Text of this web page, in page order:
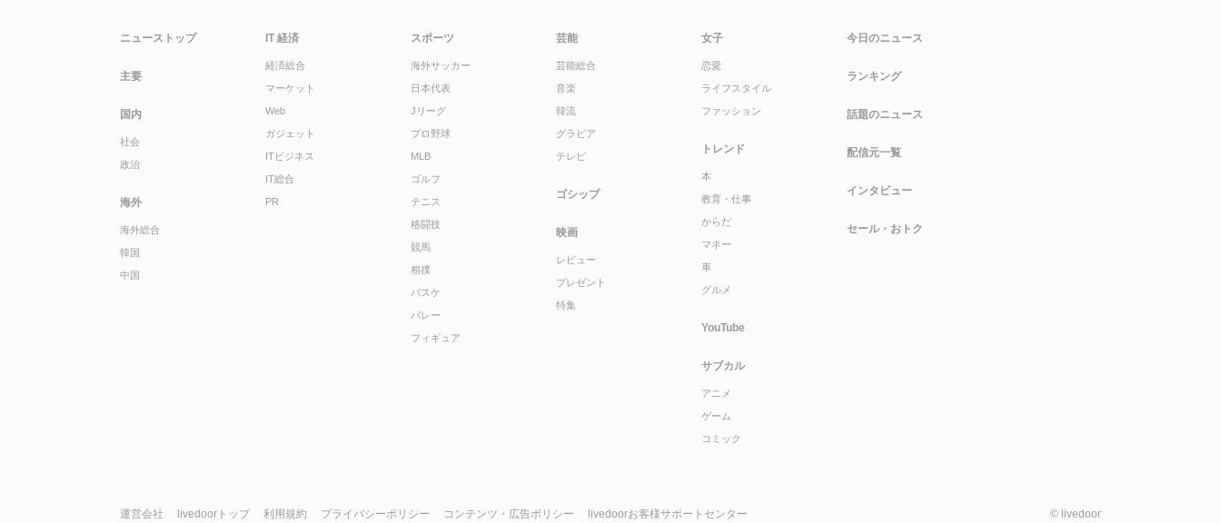
ニューストップ
主要
国内
社会
政治
海外
海外総合
韓国
中国
IT 経済
経済総合
マーケット
Web
ガジェット
ITビジネス
IT総合
PR
スポーツ
海外サッカー
日本代表
Jリーグ
プロ野球
MLB
ゴルフ
テニス
格闘技
競馬
相撲
バスケ
バレー
フィギュア
芸能
芸能総合
音楽
韓流
グラビア
テレビ
ゴシップ
映画
レビュー
プレゼント
特集
女子
恋愛
ライフスタイル
ファッション
トレンド
本
教育・仕事
からだ
マネー
車
グルメ
YouTube
サブカル
アニメ
ゲーム
コミック
今日のニュース
ランキング
話題のニュース
配信元一覧
インタビュー
セール・おトク
運営会社 livedoorトップ 利用規約 プライバシーポリシー コンテンツ・広告ポリシー livedoorお客様サポートセンター © livedoor